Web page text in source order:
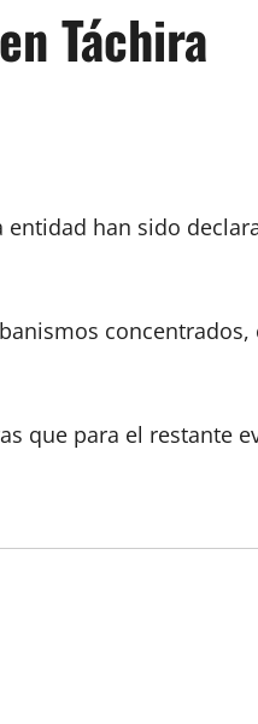
Táchira
han sido
que para el restante